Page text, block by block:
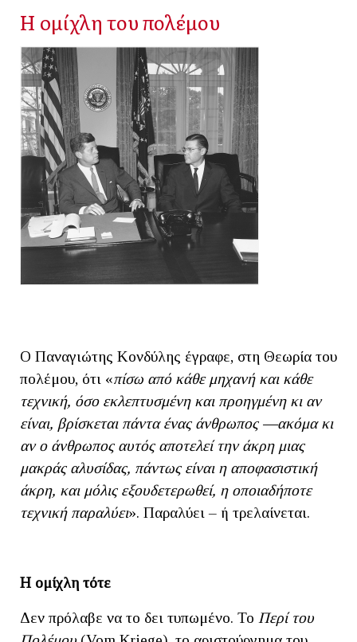
Η oμίχλη του πολέμου
Ο Παναγιώτης Κονδύλης έγραφε, στη Θεωρία του
πολέμου, ότι «πίσω από κάθε μηχανή και κάθε
τεχνική, όσο εκλεπτυσμένη και προηγμένη κι αν
είναι, βρίσκεται πάντα ένας άνθρωπος —ακόμα κι
αν ο άνθρωπος αυτός αποτελεί την άκρη μιας
μακράς αλυσίδας, πάντως είναι η αποφασιστική
άκρη, και μόλις εξουδετερωθεί, η οποιαδήποτε
τεχνική παραλύει». Παραλύει – ή τρελαίνεται.
Η ομίχλη τότε
Δεν πρόλαβε να το δει τυπωμένο. Το Περί του